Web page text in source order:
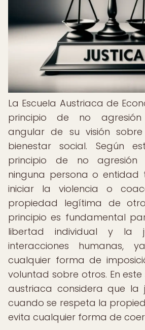
La Escuela Austriaca de
principio de no
angular de su visión
bienestar social. Según
principio de no agresión
ninguna persona o entidad
iniciar la violencia o
propiedad legítima de otro
principio es fundamental
libertad individual y la
interacciones humanas,
cualquier forma de
voluntad sobre otros. En este
austriaca considera que la
cuando se respeta la
evita cualquier forma de